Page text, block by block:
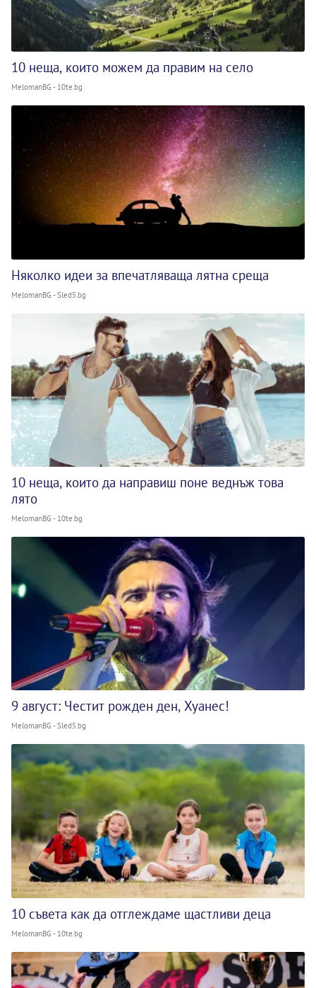
10 неща, които можем да правим на село
MelomanBG - 10te.bg
Няколко идеи за впечатляваща лятна среща
MelomanBG - Sled5.bg
10 неща, които да направиш поне веднъж това
лято
MelomanBG - 10te.bg
9 август: Честит рожден ден, Хуанес!
MelomanBG - Sled5.bg
10 съвета как да отглеждаме щастливи деца
MelomanBG - 10te.bg